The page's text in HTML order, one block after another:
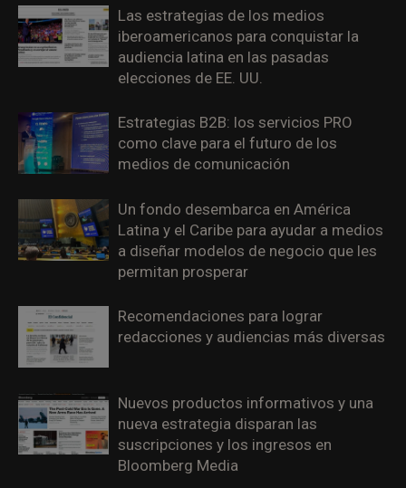
Las estrategias de los medios
iberoamericanos para conquistar la
audiencia latina en las pasadas
elecciones de EE. UU.
Estrategias B2B: los servicios PRO
como clave para el futuro de los
medios de comunicación
Un fondo desembarca en América
Latina y el Caribe para ayudar a medios
a diseñar modelos de negocio que les
permitan prosperar
Recomendaciones para lograr
redacciones y audiencias más diversas
Nuevos productos informativos y una
nueva estrategia disparan las
suscripciones y los ingresos en
Bloomberg Media